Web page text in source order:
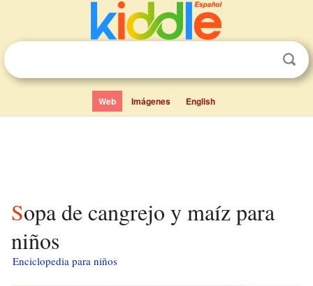
Web Imágenes English
Sopa de cangrejo y maíz para
niños
Enciclopedia para niños